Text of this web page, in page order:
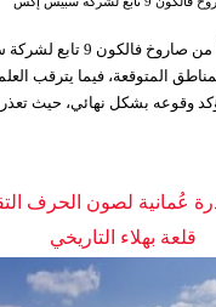
يُعتقد أن جزءاً ضخماً تائهاً
المتوقعة، فيما يترقب
وقوعه بشكل نهائي، حيث
عُمانية لصون الحرف
قلعة بهلاء التاريخي